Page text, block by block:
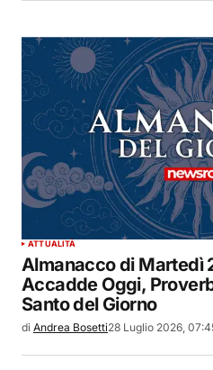
ATTUALITÀ
Almanacco di Martedì
Accadde Oggi,
Santo del Giorno
di Andrea Bosetti28 Luglio 2026,